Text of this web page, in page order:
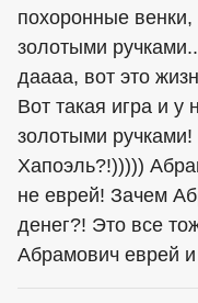
похоронные венки,
золотыми
даааа, вот это
Вот такая игра и у
золотыми ручками!
Хапоэль?!)))))
не еврей! Зачем
денег?! Это все
Абрамович еврей